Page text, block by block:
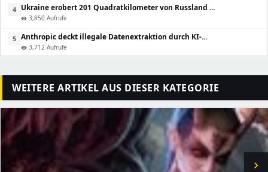
4 Ukraine erobert 201 Quadratkilometer von Russland ...
visibility 3,850 Aufrufe
5 Anthropic deckt illegale Datenextraktion durch KI-...
visibility 3,712 Aufrufe
WEITERE ARTIKEL AUS DIESER KATEGORIE
chevron_right